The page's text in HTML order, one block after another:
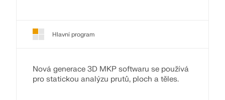
Hlavní program
Nová generace 3D MKP softwaru se používá
pro statickou analýzu prutů, ploch a těles.